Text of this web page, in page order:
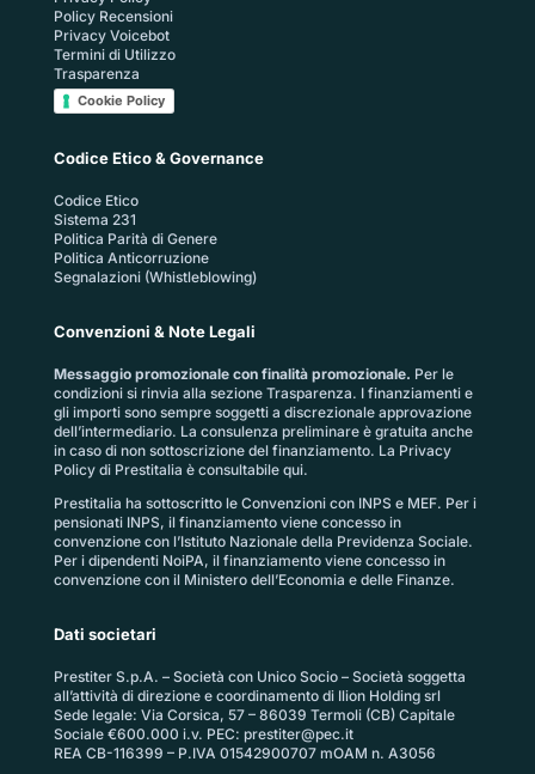
Policy Recensioni
Privacy Voicebot
Termini di Utilizzo
Trasparenza
Cookie Policy
Codice Etico & Governance
Codice Etico
Sistema 231
Politica Parità di Genere
Politica Anticorruzione
Segnalazioni (Whistleblowing)
Convenzioni & Note Legali
Messaggio promozionale con finalità promozionale. Per le
condizioni si rinvia alla sezione Trasparenza. I finanziamenti e
gli importi sono sempre soggetti a discrezionale approvazione
dell’intermediario. La consulenza preliminare è gratuita anche
in caso di non sottoscrizione del finanziamento. La Privacy
Policy di Prestitalia è consultabile qui.
Prestitalia ha sottoscritto le Convenzioni con INPS e MEF. Per i
pensionati INPS, il finanziamento viene concesso in
convenzione con l’Istituto Nazionale della Previdenza Sociale.
Per i dipendenti NoiPA, il finanziamento viene concesso in
convenzione con il Ministero dell’Economia e delle Finanze.
Dati societari
Prestiter S.p.A. – Società con Unico Socio – Società soggetta
all’attività di direzione e coordinamento di Ilion Holding srl
Sede legale: Via Corsica, 57 – 86039 Termoli (CB) Capitale
Sociale €600.000 i.v. PEC: prestiter@pec.it
REA CB-116399 – P.IVA 01542900707 mOAM n. A3056